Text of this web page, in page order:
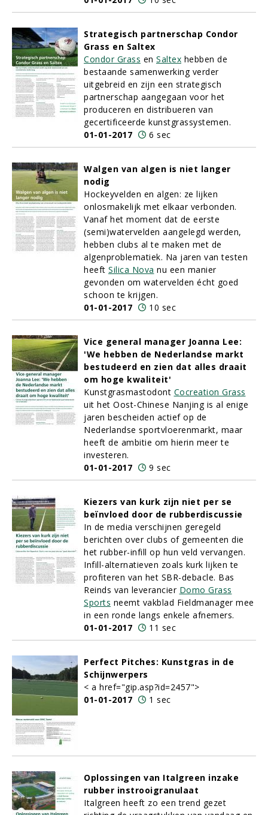
Strategisch partnerschap Condor
Grass en Saltex
Condor Grass en Saltex hebben de
bestaande samenwerking verder
uitgebreid en zijn een strategisch
partnerschap aangegaan voor het
produceren en distribueren van
gecertificeerde kunstgrassystemen.
01-01-2017
6 sec
Walgen van algen is niet langer
nodig
Hockeyvelden en algen: ze lijken
onlosmakelijk met elkaar verbonden.
Vanaf het moment dat de eerste
(semi)watervelden aangelegd werden,
hebben clubs al te maken met de
algenproblematiek. Na jaren van testen
heeft Silica Nova nu een manier
gevonden om watervelden écht goed
schoon te krijgen.
01-01-2017
10 sec
Vice general manager Joanna Lee:
'We hebben de Nederlandse markt
bestudeerd en zien dat alles draait
om hoge kwaliteit'
Kunstgrasmastodont Cocreation Grass
uit het Oost-Chinese Nanjing is al enige
jaren bescheiden actief op de
Nederlandse sportvloerenmarkt, maar
heeft de ambitie om hierin meer te
investeren.
01-01-2017
9 sec
Kiezers van kurk zijn niet per se
beïnvloed door de rubberdiscussie
In de media verschijnen geregeld
berichten over clubs of gemeenten die
het rubber-infill op hun veld vervangen.
Infill-alternatieven zoals kurk lijken te
profiteren van het SBR-debacle. Bas
Reinds van leverancier Domo Grass
Sports neemt vakblad Fieldmanager mee
in een ronde langs enkele afnemers.
01-01-2017
11 sec
Perfect Pitches: Kunstgras in de
Schijnwerpers
< a href="gip.asp?id=2457">
01-01-2017
1 sec
Oplossingen van Italgreen inzake
rubber instrooigranulaat
Italgreen heeft zo een trend gezet